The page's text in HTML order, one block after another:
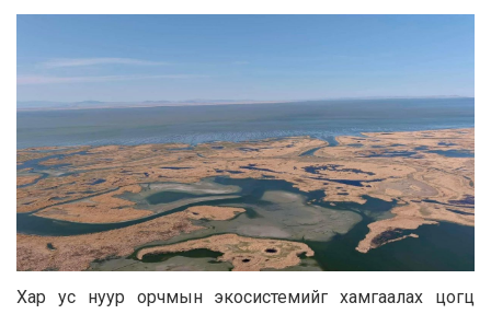
Хар ус нуур орчмын экосистемийг хамгаалах цогц